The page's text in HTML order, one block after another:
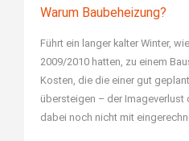
Warum Baubeheizung?
Führt ein langer kalter Winter,
2009/2010 hatten, zu einem
Kosten, die die einer gut
übersteigen – der Imageverlust
dabei noch nicht mit